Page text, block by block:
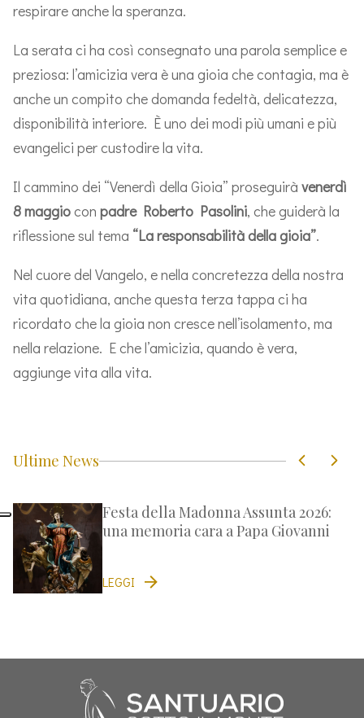
respirare anche la speranza.
La serata ci ha così consegnato una parola semplice e
preziosa: l’amicizia vera è una gioia che contagia, ma è
anche un compito che domanda fedeltà, delicatezza,
disponibilità interiore. È uno dei modi più umani e più
evangelici per custodire la vita.
Il cammino dei “Venerdì della Gioia” proseguirà venerdì
8 maggiocon padre Roberto Pasolini, che guiderà la
riflessione sul tema “La responsabilità della gioia”.
Nel cuore del Vangelo, e nella concretezza della nostra
vita quotidiana, anche questa terza tappa ci ha
ricordato che la gioia non cresce nell’isolamento, ma
nella relazione. E che l’amicizia, quando è vera,
aggiunge vita alla vita.
Ultime News
Festa della Madonna Assunta 2026:
una memoria cara a Papa Giovanni
LEGGI